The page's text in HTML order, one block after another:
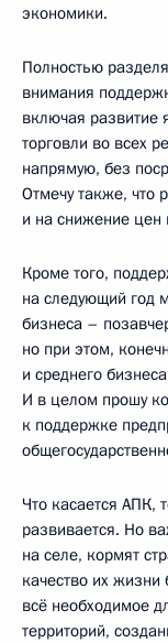
экономики.
Полностью
внимания
включая развитие
торговли во всех
напрямую, без
Отмечу также, что
и на снижение цен
Кроме того,
на следующий год
бизнеса –
но при этом,
и среднего
И в целом прошу
к поддержке
Что касается АПК,
развивается. Но
на селе, кормят
качество их
всё необходимое
территорий,